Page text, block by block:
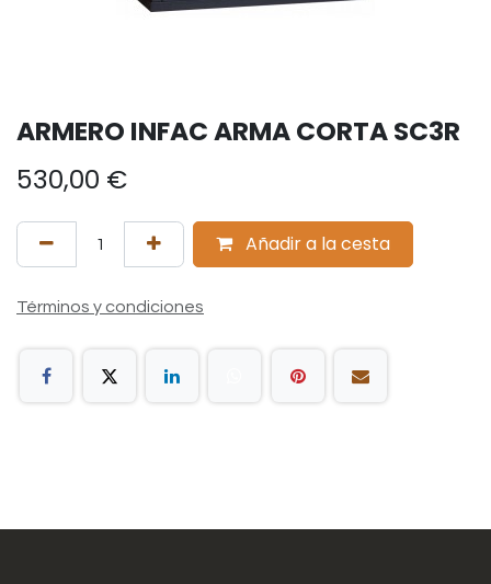
ARMERO INFAC ARMA CORTA SC3R
530,00 €
Añadir a la cesta
Términos y condiciones